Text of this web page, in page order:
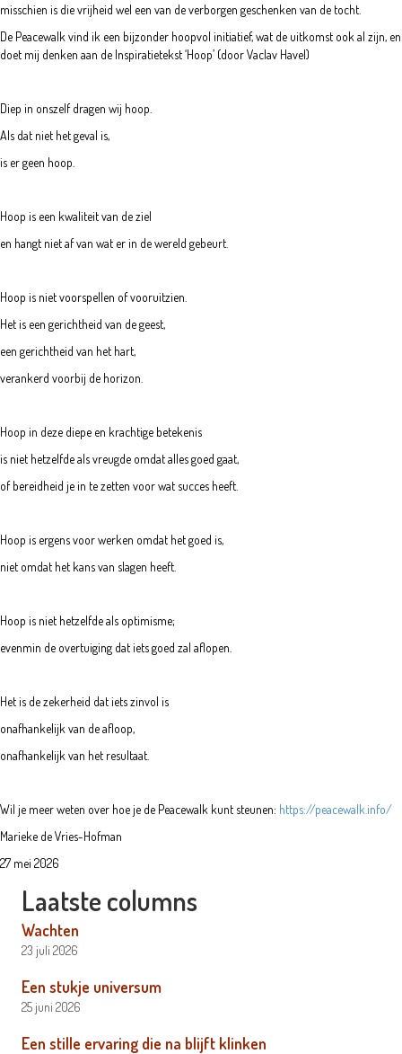
misschien is die vrijheid wel een van de verborgen geschenken van de tocht.
De Peacewalk vind ik een bijzonder hoopvol initiatief, wat de uitkomst ook al zijn, en
doet mij denken aan de Inspiratietekst ‘Hoop’ (door Vaclav Havel)
Diep in onszelf dragen wij hoop.
Als dat niet het geval is,
is er geen hoop.
Hoop is een kwaliteit van de ziel
en hangt niet af van wat er in de wereld gebeurt.
Hoop is niet voorspellen of vooruitzien.
Het is een gerichtheid van de geest,
een gerichtheid van het hart,
verankerd voorbij de horizon.
Hoop in deze diepe en krachtige betekenis
is niet hetzelfde als vreugde omdat alles goed gaat,
of bereidheid je in te zetten voor wat succes heeft.
Hoop is ergens voor werken omdat het goed is,
niet omdat het kans van slagen heeft.
Hoop is niet hetzelfde als optimisme;
evenmin de overtuiging dat iets goed zal aflopen.
Het is de zekerheid dat iets zinvol is
onafhankelijk van de afloop,
onafhankelijk van het resultaat.
Wil je meer weten over hoe je de Peacewalk kunt steunen: https://peacewalk.info/
Marieke de Vries-Hofman
27 mei 2026
Laatste columns
Wachten
23 juli 2026
Een stukje universum
25 juni 2026
Een stille ervaring die na blijft klinken